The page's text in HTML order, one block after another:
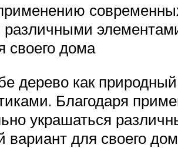
различными
своего дома
дерево как
Благодаря
украшаться
вариант для своего